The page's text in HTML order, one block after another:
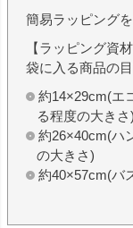
簡易ラッピング
【ラッピング資
袋に入る商品の
約14×29cm(エ
る程度の大きさ)
約26×40cm(ハ
の大きさ)
約40×57cm(バ